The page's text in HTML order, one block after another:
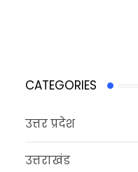
CATEGORIES
उत्तर प्रदेश
उत्तराखंड